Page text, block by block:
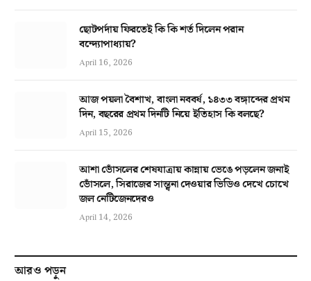
ছোটপর্দায় ফিরতেই কি কি শর্ত দিলেন পরান
বন্দ্যোপাধ্যায়?
April 16, 2026
আজ পয়লা বৈশাখ, বাংলা নববর্ষ, ১৪৩৩ বঙ্গাব্দের প্রথম
দিন, বছরের প্রথম দিনটি নিয়ে ইতিহাস কি বলছে?
April 15, 2026
আশা ভোঁসলের শেষযাত্রায় কান্নায় ভেঙে পড়লেন জনাই
ভোঁসলে, সিরাজের সান্ত্বনা দেওয়ার ভিডিও দেখে চোখে
জল নেটিজেনদেরও
April 14, 2026
আরও পড়ুন